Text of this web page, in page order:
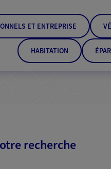
ET ENTREPRISE
HABITATION
recherche